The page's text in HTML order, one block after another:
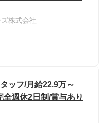
株式会社
ッフ/月給22.9万～
週休2日制/賞与あり